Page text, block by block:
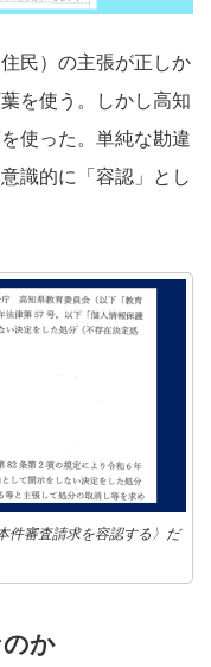
民）の主張が正しか
を使う。しかし高知
使った。単純な勘違
識的に「容認」とし
件審査請求を容認する〉だ
か